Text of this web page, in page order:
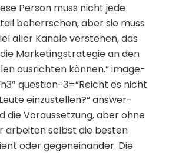
Person muss nicht jede
beherrschen, aber sie muss
aller Kanäle verstehen, das
Marketingstrategie an den
ausrichten können.“ image-
question-3=“Reicht es nicht
einzustellen?“ answer-
die Voraussetzung, aber ohne
arbeiten selbst die besten
oder gegeneinander. Die